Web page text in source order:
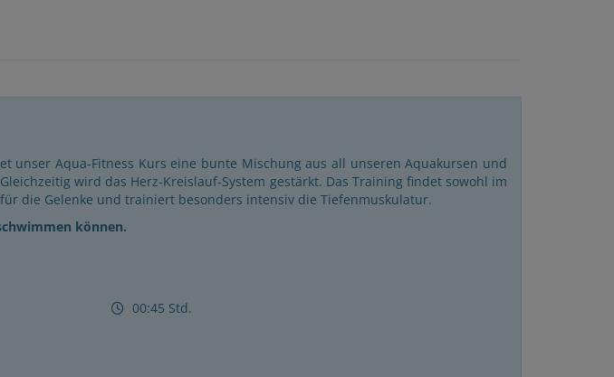
unser Aqua-Fitness Kurs eine bunte Mischung aus all unseren Aquakursen und
wird das Herz-Kreislauf-System gestärkt. Das Training findet sowohl im
die Gelenke und trainiert besonders intensiv die Tiefenmuskulatur.
können.
00:45 Std.